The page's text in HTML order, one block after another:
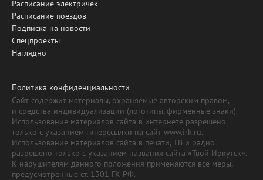
Расписание электричек
Расписание поездов
Подписка на новости
Спецпроекты
Наглядно
Политика конфиденциальности
Сайт содержит материалы, охраняемые авторским правом,
и средства индивидуализации (логотипы, фирменные знаки).
Использование материалов сайта в интернете разрешено
только с указанием гиперссылки на сайт www.irk.ru.
Использование материалов сайта в печати, ТВ и радио
разрешено только с указанием названия сайта «Твой Иркутск».
К нарушителям данного положения применяются все меры,
предусмотренные ст. 1301 ГК РФ.